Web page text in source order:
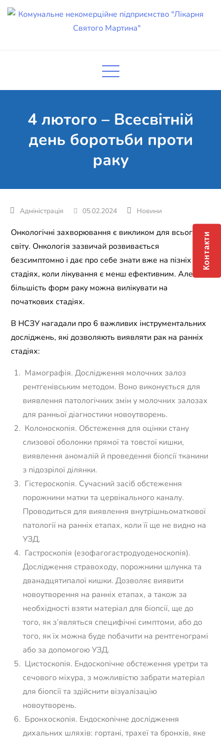
Skip
підприємство "Лікарня Святого
4 лютого – Всесвітній
день боротьби проти
раку
05.02.2024 Новини
Онкологічні захворювання є викликом для всього
світу. Онкологія зазвичай розвивається
безсимптомно і дає про себе знати вже на пізніх
стадіях, коли лікування є менш ефективним. Але
більшість форм раку можна вилікувати на
початкових стадіях.
В НСЗУ нагадали про 6 важливих інструментальних
досліджень, які дозволяють виявляти рак на ранніх
стадіях:
Мамографія. Дослідження молочних залоз
рентгенівським методом. Воно виконується для
виявлення патологічних змін у молочних залозах
для ранньої діагностики новоутворень.
Колоноскопія. Обстеження для оцінки стану
слизової оболонки прямої та товстої кишки,
виявлення аномалій й проведення біопсії тканини
з підозрілої ділянки.
Гістероскопія. Сучасний засіб обстеження
порожнини матки та цервікального каналу.
Проводиться для виявлення внутрішньоматкової
патології на ранніх етапах, коли її ще не видно на
УЗД.
Гастроскопія (езофагогастродуоденоскопія).
Дослідження стравоходу, порожнини шлунка та
дванадцятипалої кишки. Дозволяє виявити
новоутворення на ранніх етапах, а також за
необхідності взяти матеріал для біопсії, ще до
того, як з’являться специфічні симптоми, або до
того, як їх можна буде побачити на рентгенограмі
або за допомогою УЗД.
Цистоскопія. Ендоскопічне обстеження уретри та
сечового міхура, з можливістю забрати матеріал
для біопсії та здійснити візуалізацію
новоутворень.
Бронхоскопія. Ендоскопічне дослідження
дихальних шляхів: гортані, трахеї та бронхів, яке
Контакти